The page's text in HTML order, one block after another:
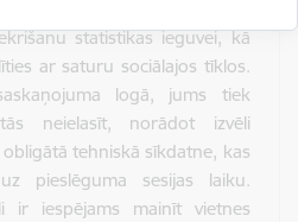
statistikas ieguvei, kā
ar saturu sociālajos tīklos.
logā, jums tiek
neielasīt, norādot izvēli
tehniskā sīkdatne, kas
pieslēguma sesijas laiku.
ir iespējams mainīt vietnes